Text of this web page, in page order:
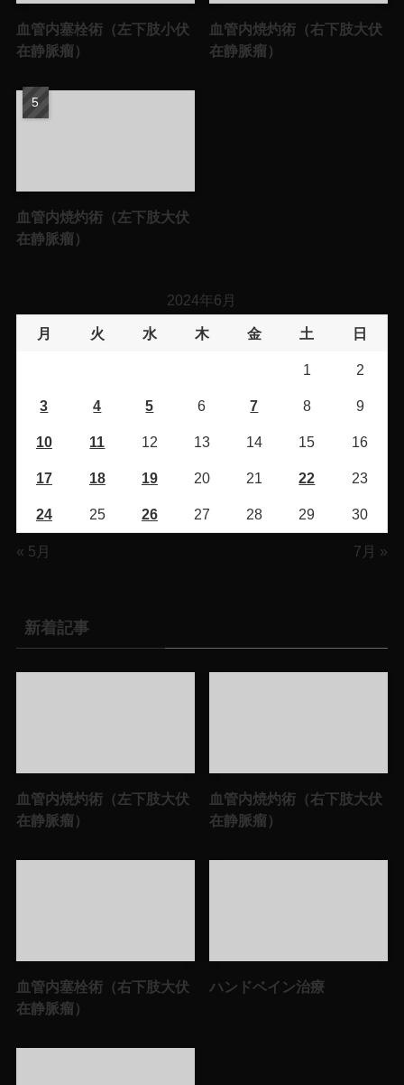
血管内塞栓術（左下肢小伏
在静脈瘤）
血管内焼灼術（右下肢大伏
在静脈瘤）
血管内焼灼術（左下肢大伏
在静脈瘤）
2024年6月
月 火 水 木 金 土 日
1 2
3 4 5 6 7 8 9
10 11 12 13 14 15 16
17 18 19 20 21 22 23
24 25 26 27 28 29 30
« 5月 7月 »
新着記事
血管内焼灼術（左下肢大伏
在静脈瘤）
血管内焼灼術（右下肢大伏
在静脈瘤）
血管内塞栓術（右下肢大伏
在静脈瘤）
ハンドベイン治療